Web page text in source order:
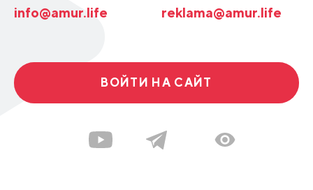
info@amur.life reklama@amur.life
ВОЙТИ НА САЙТ